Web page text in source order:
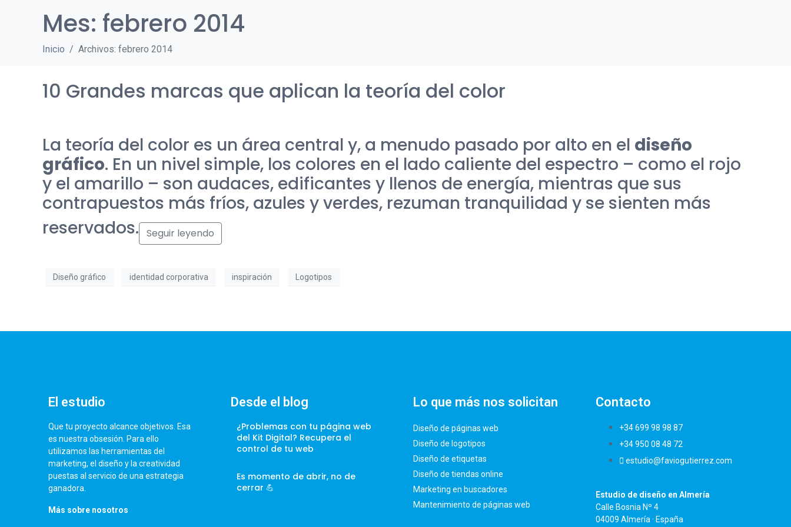
Mes: febrero 2014
Inicio Archivos: febrero 2014
10 Grandes marcas que aplican la teoría del color
La teoría del color es un área central y, a menudo pasado por alto en el diseño
gráfico. En un nivel simple, los colores en el lado caliente del espectro – como el rojo
y el amarillo – son audaces, edificantes y llenos de energía, mientras que sus
contrapuestos más fríos, azules y verdes, rezuman tranquilidad y se sienten más
reservados.
Seguir leyendo
Diseño gráfico identidad corporativa inspiración Logotipos
El estudio
Que tu proyecto alcance objetivos. Esa
es nuestra obsesión. Para ello
utilizamos las herramientas del
marketing, el diseño y la creatividad
puestas al servicio de una estrategia
ganadora.
Más sobre nosotros
Desde el blog
¿Problemas con tu página web
del Kit Digital? Recupera el
control de tu web
Es momento de abrir, no de
cerrar 💪
Lo que más nos solicitan
Diseño de páginas web
Diseño de logotipos
Diseño de etiquetas
Diseño de tiendas online
Marketing en buscadores
Mantenimiento de páginas web
Contacto
+34 699 98 98 87
+34 950 08 48 72
estudio@faviogutierrez.com
Estudio de diseño en Almería
Calle Bosnia Nº 4
04009 Almería · España